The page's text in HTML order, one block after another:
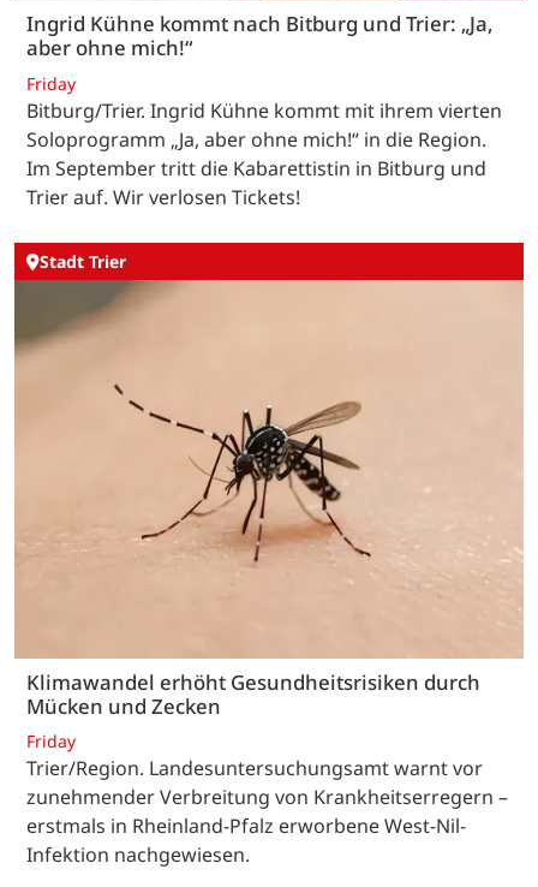
Ingrid Kühne kommt nach Bitburg und Trier: „Ja,
aber ohne mich!“
Friday
Bitburg/Trier. Ingrid Kühne kommt mit ihrem vierten
Soloprogramm „Ja, aber ohne mich!“ in die Region.
Im September tritt die Kabarettistin in Bitburg und
Trier auf. Wir verlosen Tickets!
Stadt Trier
Klimawandel erhöht Gesundheitsrisiken durch
Mücken und Zecken
Friday
Trier/Region. Landesuntersuchungsamt warnt vor
zunehmender Verbreitung von Krankheitserregern –
erstmals in Rheinland-Pfalz erworbene West-Nil-
Infektion nachgewiesen.